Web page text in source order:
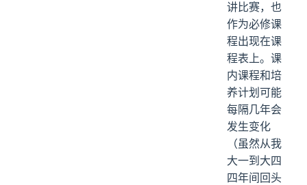
讲比赛，也
作为必修课
程出现在课
程表上。课
内课程和培
养计划可能
每隔几年会
发生变化
（虽然从我
大一到大四
四年间回头